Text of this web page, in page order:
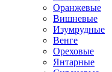
Оранжевые
Вишневые
Изумрудные
Венге
Ореховые
Янтарные